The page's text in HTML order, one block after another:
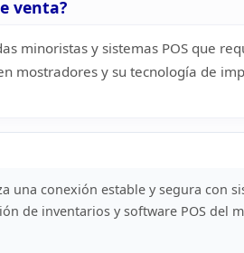
venta?
minoristas y sistemas POS que
mostradores y su tecnología de
una conexión estable y segura con
de inventarios y software POS del